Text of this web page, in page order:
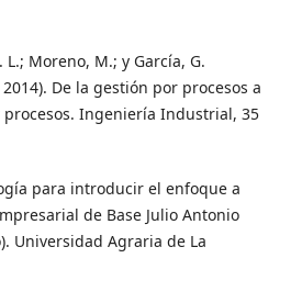
L.; Moreno, M.; y García, G.
De la gestión por procesos a
Ingeniería Industrial, 35
para introducir el enfoque a
de Base Julio Antonio
Universidad Agraria de La